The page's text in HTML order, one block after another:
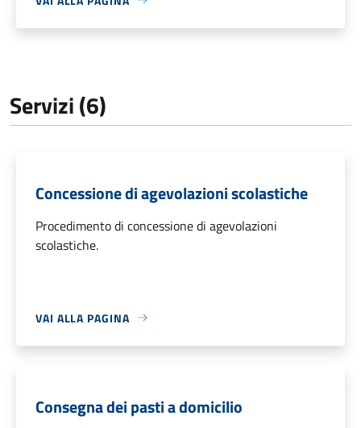
Servizi (6)
Concessione di agevolazioni scolastiche
Procedimento di concessione di agevolazioni
scolastiche.
VAI ALLA PAGINA
Consegna dei pasti a domicilio